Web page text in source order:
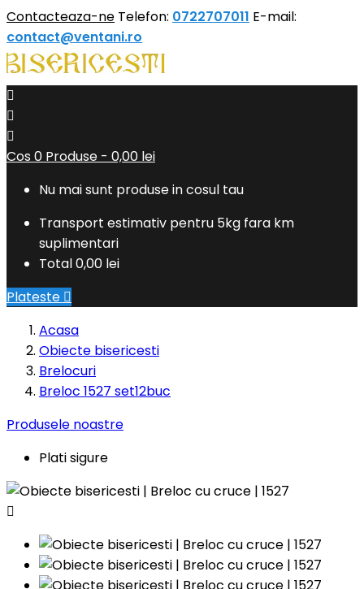
Contacteaza-ne Telefon: 0722707011 E-mail:
contact@ventani.ro



Cos 0 Produse - 0,00 lei
Nu mai sunt produse in cosul tau
Transport estimativ pentru 5kg fara km
suplimentari
Total0,00 lei
Plateste 
Acasa
Obiecte bisericesti
Brelocuri
Breloc 1527 set12buc
Produsele noastre
Plati sigure
